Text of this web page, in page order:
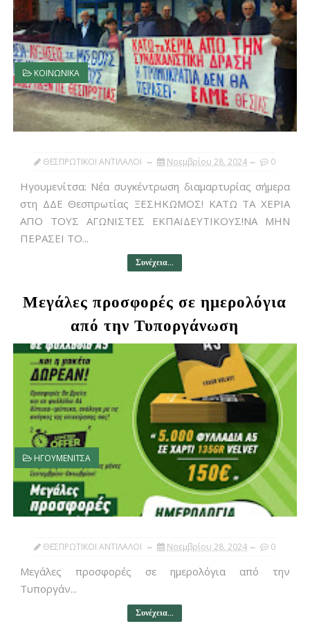
ΚΟΙΝΩΝΙΚΑ
ΘΕΣΠΡΩΤΙΚΟΙ ΑΝΤΙΛΑΛΟΙ Νοεμβρίου 28, 2024 0
Ηγουμενίτσα: Νέα συγκέντρωση διαμαρτυρίας σήμερα
στη ΔΔΕ Θεσπρωτίας ΞΕΣΗΚΩΜΟΣ! ΚΑΤΩ ΤΑ ΧΕΡΙΑ
ΑΠΟ ΤΟΥΣ ΑΓΩΝΙΣΤΕΣ ΕΚΠΑΙΔΕΥΤΙΚΟΥΣ!ΝΑ ΜΗΝ
ΠΕΡΑΣΕΙ ΤΟ...
Συνέχεια...
Μεγάλες προσφορές σε ημερολόγια
από την Τυποργάνωση
ΗΓΟΥΜΕΝΙΤΣΑ
ΘΕΣΠΡΩΤΙΚΟΙ ΑΝΤΙΛΑΛΟΙ Νοεμβρίου 28, 2024 0
Μεγάλες προσφορές σε ημερολόγια από την
Τυποργάν...
Συνέχεια...